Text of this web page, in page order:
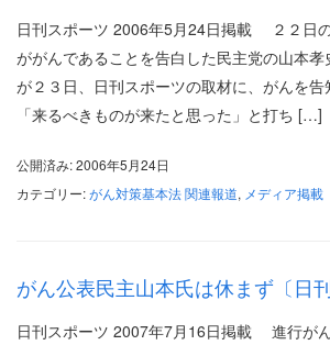
日刊スポーツ 2006年5月24日掲載 ２２日
ががんであることを告白した民主党の山本孝
が２３日、日刊スポーツの取材に、がんを
「来るべきものが来たと思った」と打ち […]
公開済み: 2006年5月24日
カテゴリー:がん対策基本法 関連報道, メディア掲載
がん公表民主山本氏は休まず〔日
日刊スポーツ 2007年7月16日掲載 進行が